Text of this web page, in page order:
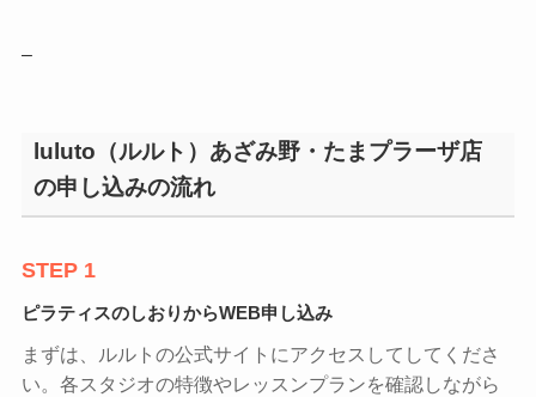
–
luluto（ルルト）あざみ野・たまプラーザ店
の申し込みの流れ
STEP 1
ピラティスのしおりからWEB申し込み
まずは、ルルトの公式サイトにアクセスしてしてくださ
い。各スタジオの特徴やレッスンプランを確認しながら